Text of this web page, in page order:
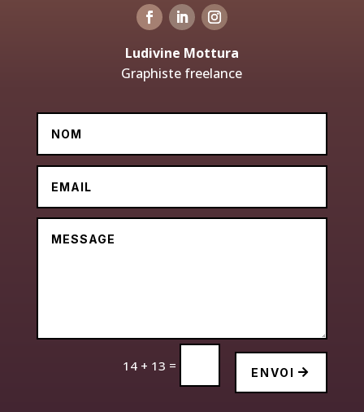
Ludivine Mottura
Graphiste freelance
14 + 13 = ENVOI